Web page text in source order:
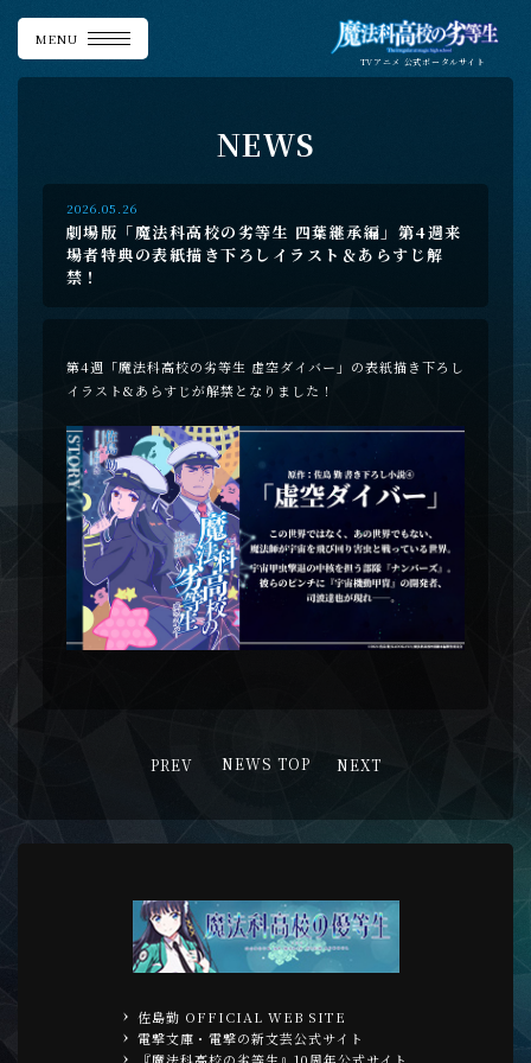
MENU
TVアニメ 公式ポータルサイト
NEWS
2026.05.26
劇場版「魔法科高校の劣等生 四葉継承編」第4週来
場者特典の表紙描き下ろしイラスト＆あらすじ解
禁！
第4週「魔法科高校の劣等生 虚空ダイバー」の表紙描き下ろし
イラスト&あらすじが解禁となりました！
PREV NEWS TOP NEXT
佐島勤 OFFICIAL WEB SITE
電撃文庫・電撃の新文芸公式サイト